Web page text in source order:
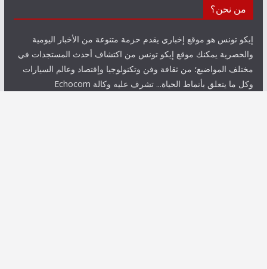
من نحن؟
إيكو تونس هو موقع إخباري يقدم حزمة متنوعة من الأخبار اليومية
والحصرية يمكنك موقع إيكو تونس من اكتشاف أحدث المستجدات في
مختلف المواضيع؛ من ثقافة وفن وتكنولوجيا وإقتصاد وعالم السيارات
وكل ما يتعلق بأنماط الحياة... تشرف عليه وكالة Echocom